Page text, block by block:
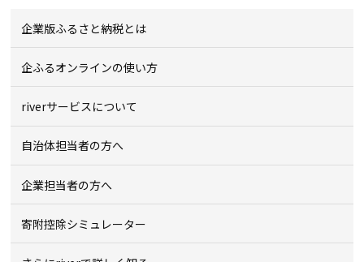
企業版ふるさと納税とは
企ふるオンラインの使い方
riverサービスについて
自治体担当者の方へ
企業担当者の方へ
寄附控除シミュレーター